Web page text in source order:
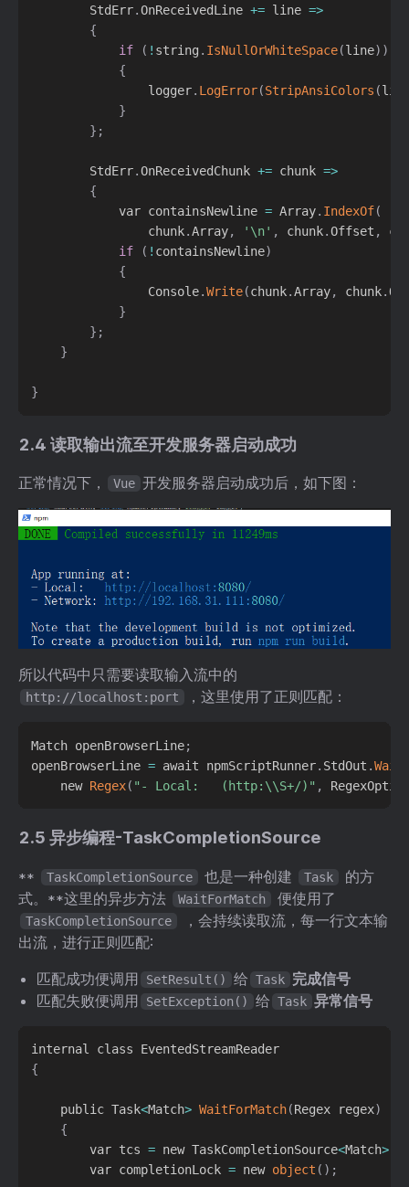
        StdErr
.OnReceivedLine += line =>
{
if
( ! string . IsNullOrWhiteSpace(line) )
{
                logger
. LogError(StripAnsiColors (
}
} ;
        StdErr
.OnReceivedChunk += chunk =>
{
            var containsNewline
= Array. IndexOf(
                chunk
.Array, '\n' , chunk.Offset ,
if
( ! containsNewline)
{
                Console
.Write(chunk.Array, chunk.
}
} ;
}
}
2.4 读取输出流至开发服务器启动成功
正常情况下， Vue 开发服务器启动成功后，如下图：
所以代码中只需要读取输入流中的
http://localhost:port ，这里使用了正则匹配：
Match openBrowserLine;
openBrowserLine = await npmScriptRunner. StdOut .
    new
Regex( "- Local:   (http:\\S+/)" ,
2.5 异步编程-TaskCompletionSource
** TaskCompletionSource 也是一种创建 Task
的方
式。**这里的异步方法
WaitForMatch 便使用了
TaskCompletionSource
，会持续读取流，每一行文本输
出流，进行正则匹配:
匹配成功便调用
SetResult() 给 Task 完成信号
匹配失败便调用
SetException() 给 Task 异常信号
{
    public Task
<Match> WaitForMatch(Regex regex)
{
        var tcs
= new TaskCompletionSource<Match>
        var completionLock
= new object ( ) ;